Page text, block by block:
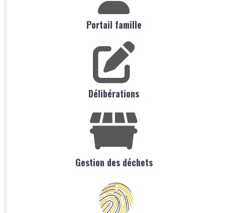
Portail famille
Délibérations
Gestion des déchets